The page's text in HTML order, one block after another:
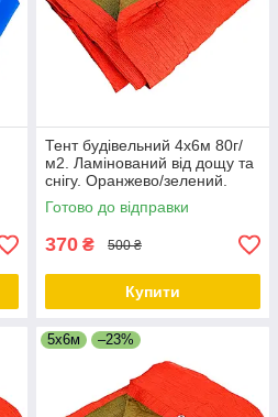
Тент будівельний 4х6м 80г/
м2. Ламінований від дощу та
снігу. Оранжево/зелений.
Двосторонній.
Готово до відправки
370 ₴ 500 ₴
Купити
5х6м –23%